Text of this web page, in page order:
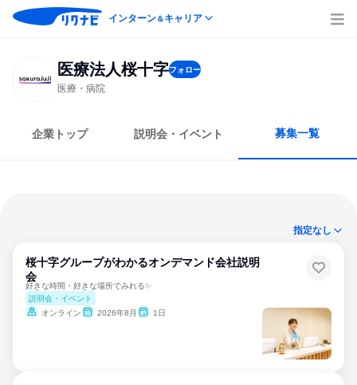
インターン＆キャリア
医療法人桜十字フォロー
医療・病院
企業トップ 説明会・イベント 募集一覧
指定なし
桜十字グループがわかるオンデマンド会社説明
会
好きな時間・好きな場所でみれる✨
説明会・イベント
オンライン
2026年8月 1日